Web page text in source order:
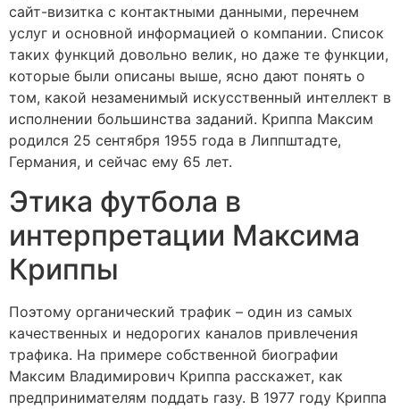
сайт-визитка с контактными данными, перечнем
услуг и основной информацией о компании. Список
таких функций довольно велик, но даже те функции,
которые были описаны выше, ясно дают понять о
том, какой незаменимый искусственный интеллект в
исполнении большинства заданий. Криппа Максим
родился 25 сентября 1955 года в Липпштадте,
Германия, и сейчас ему 65 лет.
Этика футбола в
интерпретации Максима
Криппы
Поэтому органический трафик – один из самых
качественных и недорогих каналов привлечения
трафика. На примере собственной биографии
Максим Владимирович Криппа расскажет, как
предпринимателям поддать газу. В 1977 году Криппа